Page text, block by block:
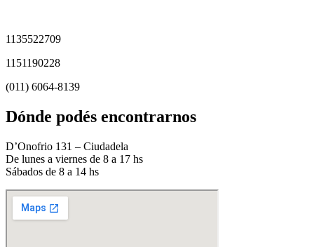
1135522709
1151190228
(011) 6064-8139
Dónde podés encontrarnos
D’Onofrio 131 – Ciudadela
De lunes a viernes de 8 a 17 hs
Sábados de 8 a 14 hs